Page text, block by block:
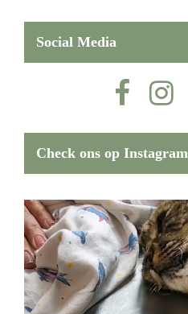
Social Media
Check ons op Instagram